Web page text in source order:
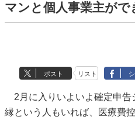
マンと個人事業主がで
ポスト リスト
2月に入りいよいよ確定申告
縁という人もいれば、医療費